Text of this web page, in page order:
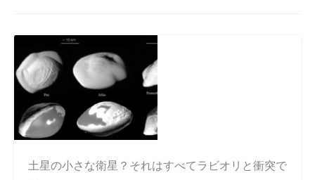
土星の小さな衛星？それはすべてラビオリと衝突で